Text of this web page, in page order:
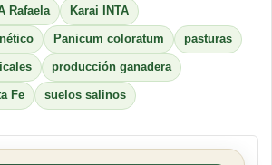
Rafaela Karai INTA
Panicum coloratum pasturas
producción ganadera
Fe suelos salinos